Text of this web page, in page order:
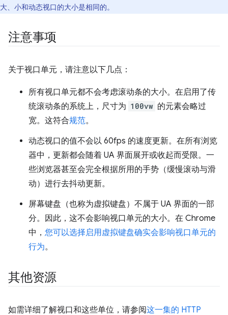
大、小和动态视口的大小是相同的。
注意事项
关于视口单元，请注意以下几点：
所有视口单元都不会考虑滚动条的大小。在启用了传
统滚动条的系统上，尺寸为 100vw 的元素会略过
宽。这符合规范。
动态视口的值不会以 60fps 的速度更新。在所有浏览
器中，更新都会随着 UA 界面展开或收起而受限。一
些浏览器甚至会完全根据所用的手势（缓慢滚动与滑
动）进行去抖动更新。
屏幕键盘（也称为虚拟键盘）不属于 UA 界面的一部
分。因此，这不会影响视口单元的大小。在 Chrome
中， 您可以选择启用虚拟键盘确实会影响视口单元的
行为。
其他资源
如需详细了解视口和这些单位，请参阅这一集的 HTTP